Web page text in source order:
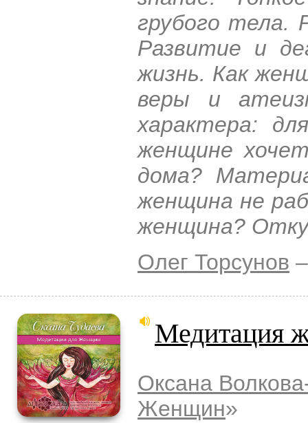
грубого тела.
Развитие и
жизнь. Как
веры и
характера:
женщине
дома?
женщина не
женщина?
Олег Торсунов
Медитация
Оксана
Женщин»